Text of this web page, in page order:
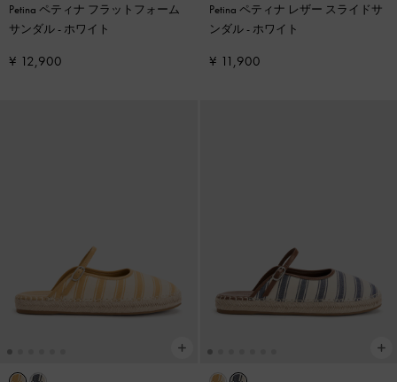
Petina ペティナ フラットフォーム
サンダル- ホワイト
¥ 12,900
Petina ペティナ レザー スライドサ
ンダル- ホワイト
¥ 11,900